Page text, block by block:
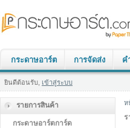
กระดาษอาร์ต การจัดส่ง ค
ยินดีต้อนรับ, เข้าสู่ระบบ
รายการสินค้า
กระดาษอาร์ตการ์ด
ห
ร